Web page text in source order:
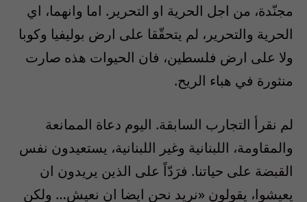
مجنّدة، من اجل الحرية او التحرير. اما وانهما، اي
الحرية والتحرير، لم يتحقّقا على ارض بوليفيا وكوبا
ولا على ارض فلسطين، فان الحيوات هذه صارت
منثورة في هباء الريح.
لم نقرأ التجارب السابقة. اليوم دعاة الممانعة
والمقاومة، اللبنانية وغير اللبنانية، يستعيدون نفس
القبضة على حياتنا. فرَدّاً على الذين يريدون ان
يعيشوا، يقولون «نريد نحن ايضا ان نعيش… ولكن